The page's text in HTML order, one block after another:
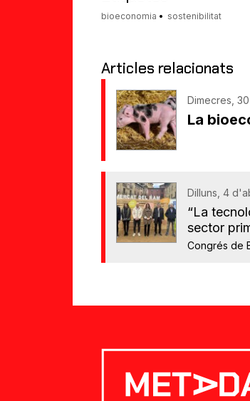
bioeconomia sostenibilitat
Articles relacionats
Dimecres,
La
Dilluns, 4
“La
sector
Congrés de